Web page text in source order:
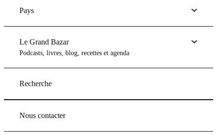
Pays
Le Grand Bazar
Podcasts, livres, blog, recettes et agenda
Recherche
Nous contacter